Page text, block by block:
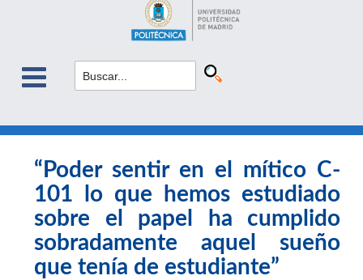
“Poder sentir en el mítico C-
101 lo que hemos estudiado
sobre el papel ha cumplido
sobradamente aquel sueño
que tenía de estudiante”